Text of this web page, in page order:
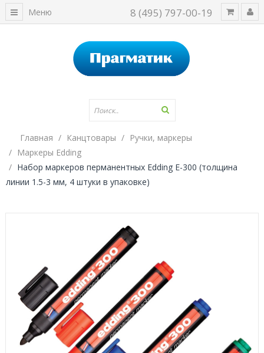
8 (495) 797-00-19
Меню
Главная Канцтовары
Ручки, маркеры
Маркеры Edding
Набор маркеров перманентных Edding E-300 (толщина
линии 1.5-3 мм, 4 штуки в упаковке)